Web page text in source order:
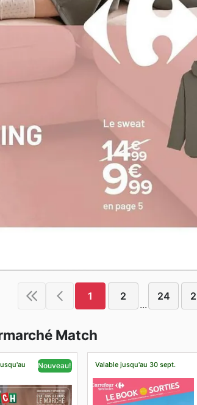
1 2
...
24
Match
Nouveau! Valable jusqu'au 30 sept.